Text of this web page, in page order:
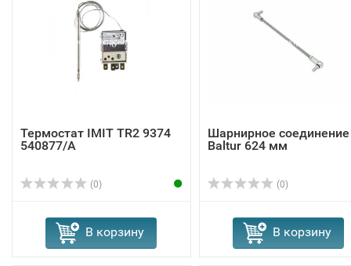
Термостат IMIT TR2 9374
540877/A
(0)
В корзину
Шарнирное соединение
Baltur 624 мм
(0)
В корзину